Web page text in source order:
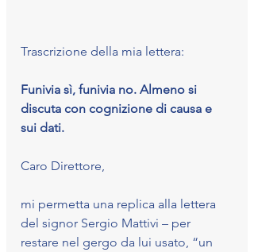
Trascrizione della mia lettera:
Funivia sì, funivia no. Almeno si
discuta con cognizione di causa e
sui dati.
Caro Direttore,
mi permetta una replica alla lettera
del signor Sergio Mattivi – per
restare nel gergo da lui usato, “un